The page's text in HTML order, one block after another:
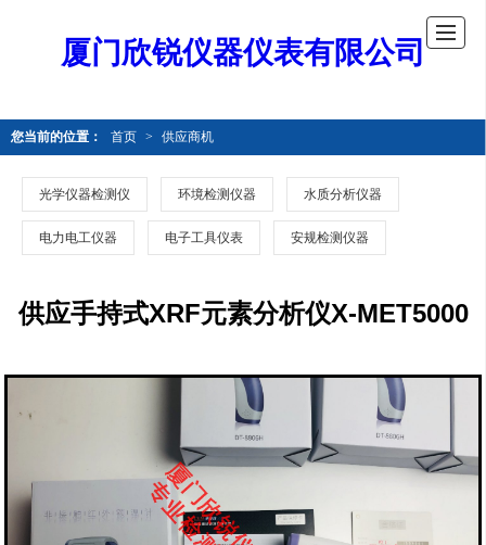
厦门欣锐仪器仪表有限公司
您当前的位置： 首页 > 供应商机
光学仪器检测仪 环境检测仪器 水质分析仪器
电力电工仪器 电子工具仪表 安规检测仪器
供应手持式XRF元素分析仪X-MET5000